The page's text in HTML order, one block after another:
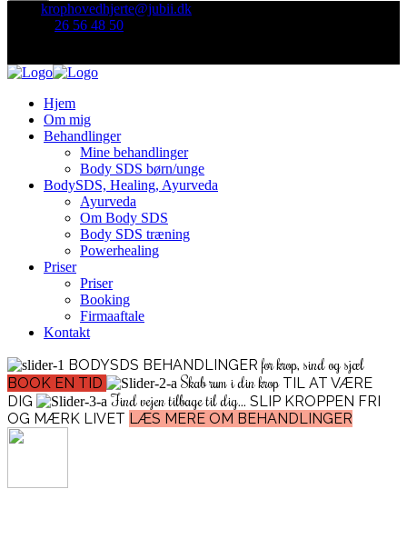
krophovedhjerte@jubii.dk
26 56 48 50
Hjem
Om mig
Behandlinger
Mine behandlinger
Body SDS børn/unge
BodySDS, Healing, Ayurveda
Ayurveda
Om Body SDS
Body SDS træning
Powerhealing
Priser
Priser
Booking
Firmaaftale
Kontakt
BODYSDS BEHANDLINGER for krop, sind og sjæl
BOOK EN TID Skab rum i din krop TIL AT VÆRE
DIG
Find vejen tilbage til dig... SLIP KROPPEN FRI
OG MÆRK LIVET LÆS MERE OM BEHANDLINGER